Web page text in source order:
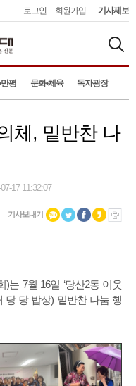
로그인 회원가입 기사제보
만평 문화•체육 독자광장
체, 밑반찬 나
17 11:32:07
기사보내기
는 7월 16일 ‘당산2동 이웃
당 당 밥상) 밑반찬 나눔 행